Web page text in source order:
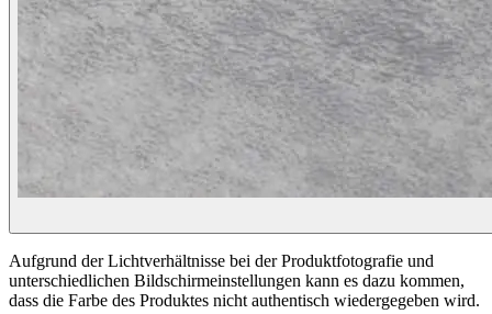
Aufgrund der Lichtverhältnisse bei der Produktfotografie und
unterschiedlichen Bildschirmeinstellungen kann es dazu kommen,
dass die Farbe des Produktes nicht authentisch wiedergegeben wird.